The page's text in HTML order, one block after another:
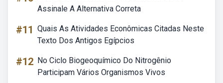
Assinale A Alternativa Correta
#11 Quais As Atividades Econômicas Citadas Neste
Texto Dos Antigos Egípcios
#12 No Ciclo Biogeoquímico Do Nitrogênio
Participam Vários Organismos Vivos